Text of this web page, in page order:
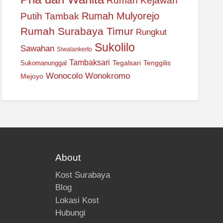
Putih Tambak Rumah Mulyorejo
Rumah Surabaya Timur Rungkut
Sawahan Siwalankerto Sukolilo
Sukomanunggal Tambaksari Tegalsari Tenggilis
Mejoyo Wonocolo Wonokromo
About
Kost Surabaya
Blog
Lokasi Kost
Hubungi